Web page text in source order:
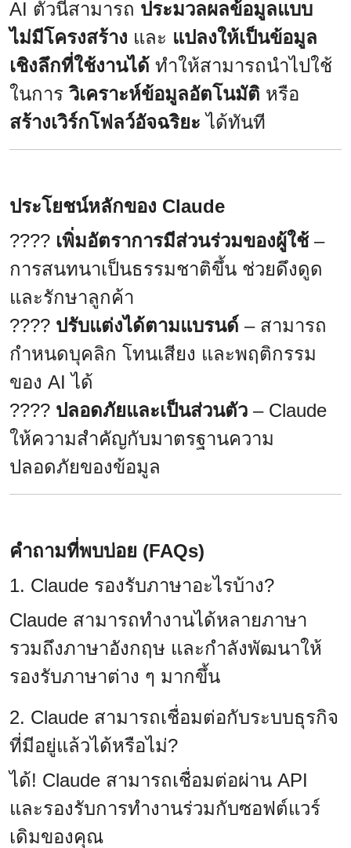
AI ตัวนี้สามารถ ประมวลผลข้อมูลแบบ
ไม่มีโครงสร้าง และ แปลงให้เป็นข้อมูล
เชิงลึกที่ใช้งานได้ ทำให้สามารถนำไปใช้
ในการวิเคราะห์ข้อมูลอัตโนมัติ หรือ
สร้างเวิร์กโฟลว์อัจฉริยะ ได้ทันที
ประโยชน์หลักของ Claude
???? เพิ่มอัตราการมีส่วนร่วมของผู้ใช้–
การสนทนาเป็นธรรมชาติขึ้น ช่วยดึงดูด
และรักษาลูกค้า
???? ปรับแต่งได้ตามแบรนด์ – สามารถ
กำหนดบุคลิก โทนเสียง และพฤติกรรม
ของ AI ได้
???? ปลอดภัยและเป็นส่วนตัว – Claude
ให้ความสำคัญกับมาตรฐานความ
ปลอดภัยของข้อมูล
คำถามที่พบบ่อย (FAQs)
1. Claude รองรับภาษาอะไรบ้าง?
Claude สามารถทำงานได้หลายภาษา
รวมถึงภาษาอังกฤษ และกำลังพัฒนาให้
รองรับภาษาต่าง ๆ มากขึ้น
2. Claude สามารถเชื่อมต่อกับระบบธุรกิจ
ที่มีอยู่แล้วได้หรือไม่?
ได้! Claude สามารถเชื่อมต่อผ่าน API
และรองรับการทำงานร่วมกับซอฟต์แวร์
เดิมของคุณ